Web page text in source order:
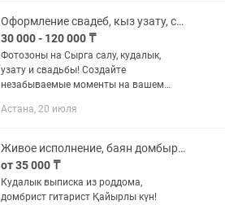
приятные...
Оформление свадеб, кыз узату, сырга салу, кудалык
30 000 - 120 000 ₸
Фотозоны на Сырга салу, кудалык,
узату и свадьбы! Создайте
незабываемые моменты на вашем
декором! Мы предлагаем креативные
чтобы...
Астана, 20 июля
Живое исполнение, баян домбыра,тамада любой той ансамбль фуршет
от 35 000 ₸
Кудалык выписка из роддома,
домбрист гитарист Қайырлы күн!